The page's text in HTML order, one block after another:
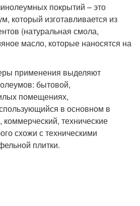
покрытий – это
который изготавливается из
(натуральная смола,
масло, которые наносятся на
применения выделяют
бытовой,
помещениях,
в основном в
технические
схожи с техническими
плитки.